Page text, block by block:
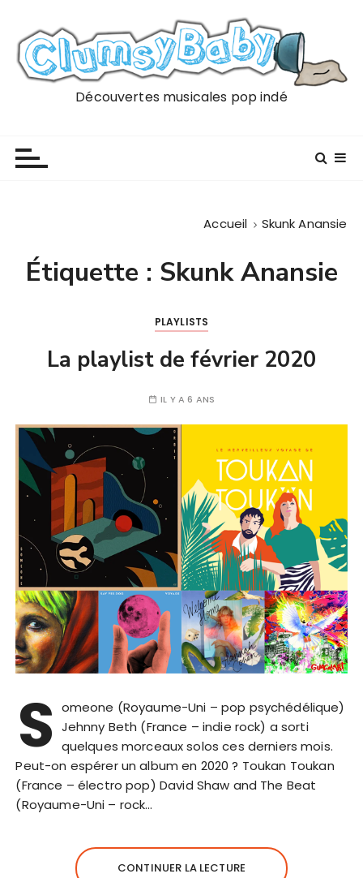
Découvertes musicales pop indé
Accueil Skunk Anansie
Étiquette : Skunk Anansie
PLAYLISTS
La playlist de février 2020
IL Y A 6 ANS
S omeone (Royaume-Uni – pop psychédélique)
Jehnny Beth (France – indie rock) a sorti
quelques morceaux solos ces derniers mois.
Peut-on espérer un album en 2020 ? Toukan Toukan
(France – électro pop) David Shaw and The Beat
(Royaume-Uni – rock…
CONTINUER LA LECTURE